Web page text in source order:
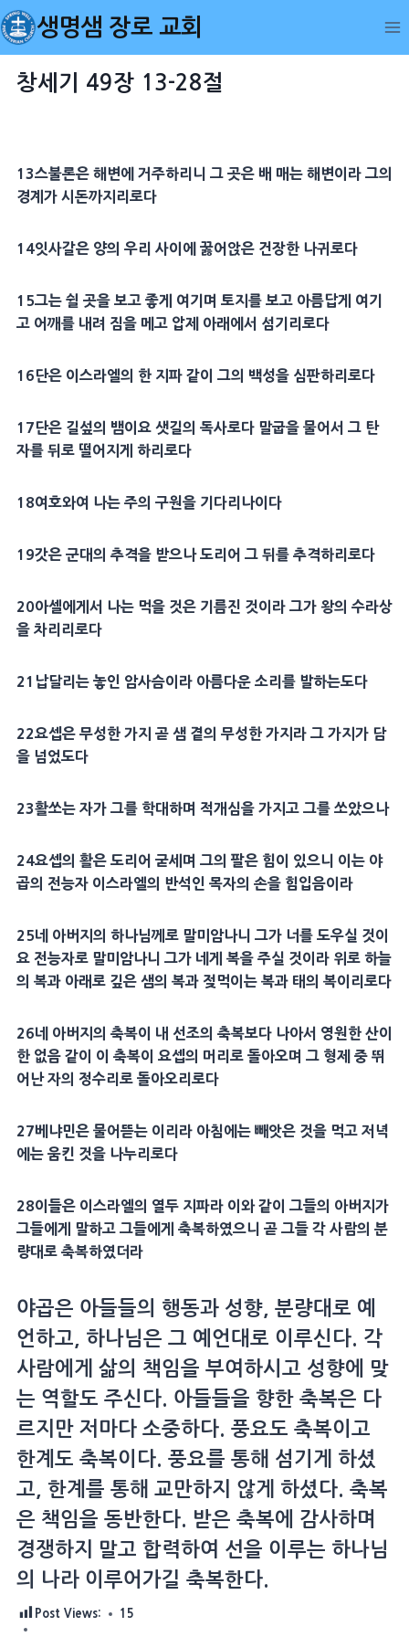
Skip
to
content
생명샘 장로 교회
창세기 49장 13-28절
13스불론은 해변에 거주하리니 그 곳은 배 매는 해변이라 그의
경계가 시돈까지리로다
14잇사갈은 양의 우리 사이에 꿇어앉은 건장한 나귀로다
15그는 쉴 곳을 보고 좋게 여기며 토지를 보고 아름답게 여기
고 어깨를 내려 짐을 메고 압제 아래에서 섬기리로다
16단은 이스라엘의 한 지파같이 그의 백성을 심판하리로다
17단은 길섶의 뱀이요 샛길의 독사로다 말굽을 물어서 그 탄
자를 뒤로 떨어지게 하리로다
18여호와여 나는 주의 구원 을 기다리나이다
19갓은 군대의 추격을 받으나 도리어 그 뒤를 추격하리로다
20아셀에게서 나는 먹을 것은 기름진 것이라 그가 왕의 수라상
을 차리리로다
21 납달리 는 놓인 암사슴이라 아름다운 소리를 발하는도다
22요셉은 무성한 가지 곧 샘곁의 무성한 가지 라 그 가지 가 담
을 넘었도다
23활쏘는 자가 그를 학대하며 적개심을 가지 고 그를 쏘았으나
24요셉의 활은 도리어 굳세며 그의 팔은 힘이 있으니 이는 야
곱의 전능자 이스라엘의 반석인 목자의 손을 힘입음이라
25네 아버지 의 하나님께로 말미암나니 그가 너를 도우실 것이
요 전능자로 말미암나니 그가 네게 복을 주실 것이라 위로 하늘
의 복과 아래로 깊은 샘의 복과 젖먹이는 복과 태의 복이리로다
26네 아버지 의 축복이 내 선조의 축복보다 나아서 영원한 산이
한 없음 같이 이 축복이 요셉의 머리 로 돌아오며 그 형제
중 뛰
어난 자의 정수리로 돌아오리로다
27베냐민은 물어뜯는 이리라 아침에는 빼앗은 것을 먹고 저녁
에는 움킨 것을 나누리로다
28이들은 이스라엘의 열두 지파라 이와 같이 그들의 아버지 가
그들에게 말하고 그들에게 축복하였으니 곧 그들 각 사람의 분
량대로 축복하였더라
야곱은 아들들의 행동과 성향, 분량대로 예
언하고, 하나님은 그 예언대로 이루신다. 각
사람에게 삶의 책임을 부여하시고 성향에 맞
는 역할도 주신다. 아들들을 향한 축복은 다
르지만 저마다 소중하다. 풍요도 축복이고
한계도 축복이다. 풍요를 통해 섬기게 하셨
고, 한계를 통해 교만하지 않게 하셨다. 축복
은 책임을 동반한다. 받은 축복에 감사하며
경쟁하지 말고 합력하여 선을 이루는 하나님
의 나라 이루어가길 축복한다.
Post Views: 15